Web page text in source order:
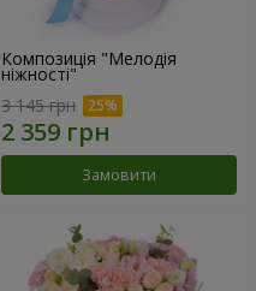
Композиція "Мелодія
ніжності"
3 145 грн
Замовити